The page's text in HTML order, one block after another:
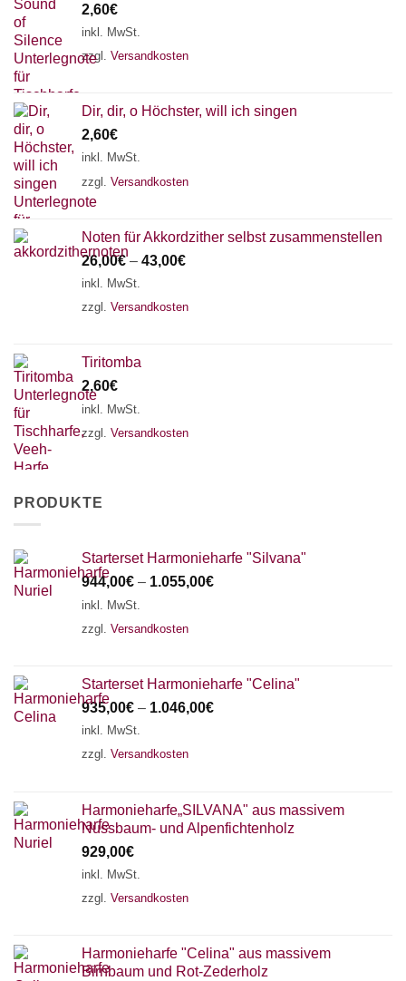
2,60€
inkl. MwSt.
zzgl. Versandkosten
Dir, dir, o Höchster, will ich singen
2,60€
inkl. MwSt.
zzgl. Versandkosten
Noten für Akkordzither selbst zusammenstellen
26,00€– 43,00€
inkl. MwSt.
zzgl. Versandkosten
Tiritomba
2,60€
inkl. MwSt.
zzgl. Versandkosten
PRODUKTE
Starterset Harmonieharfe "Silvana"
944,00€ – 1.055,00€
inkl. MwSt.
zzgl. Versandkosten
Starterset Harmonieharfe "Celina"
935,00€ – 1.046,00€
inkl. MwSt.
zzgl. Versandkosten
Harmonieharfe„SILVANA" aus massivem
Nussbaum- und Alpenfichtenholz
929,00€
inkl. MwSt.
zzgl. Versandkosten
Harmonieharfe "Celina" aus massivem
Birnbaum und Rot-Zederholz